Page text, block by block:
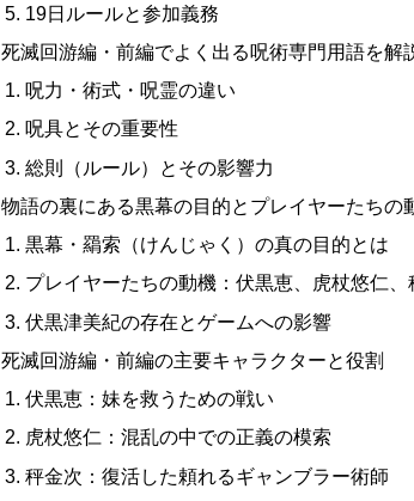
19日ルールと参加義務
死滅回游編・前編でよく出る呪術専門用語を解
呪力・術式・呪霊の違い
呪具とその重要性
総則（ルール）とその影響力
物語の裏にある黒幕の目的とプレイヤーたちの
黒幕・羂索（けんじゃく）の真の目的とは
プレイヤーたちの動機：伏黒恵、虎杖悠仁、
伏黒津美紀の存在とゲームへの影響
死滅回游編・前編の主要キャラクターと役割
伏黒恵：妹を救うための戦い
虎杖悠仁：混乱の中での正義の模索
秤金次：復活した頼れるギャンブラー術師